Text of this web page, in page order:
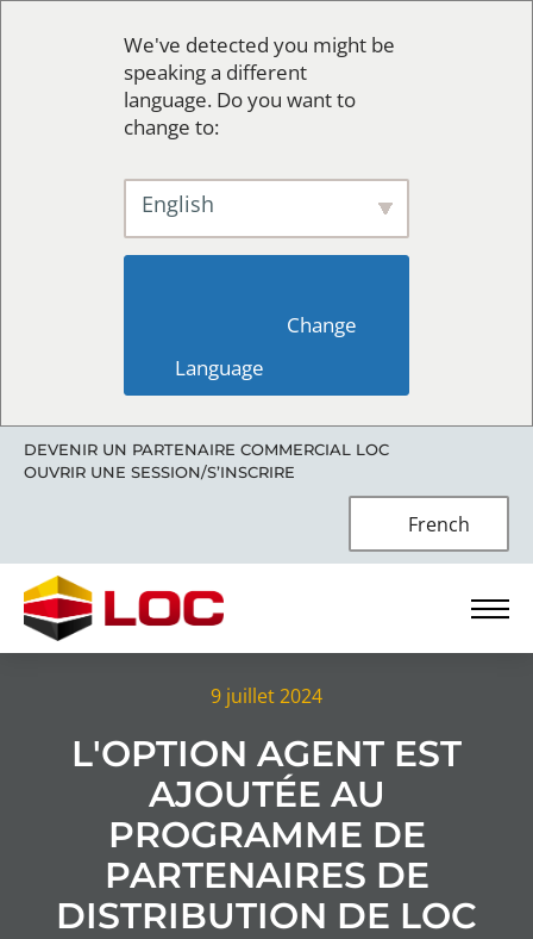
We've detected you might be
speaking a different
language. Do you want to
change to:
English
Language
DEVENIR UN PARTENAIRE COMMERCIAL LOC
OUVRIR UNE SESSION/S’INSCRIRE
French
9 juillet 2024
L'OPTION AGENT EST
AJOUTÉE AU
PROGRAMME DE
PARTENAIRES DE
DISTRIBUTION DE LOC